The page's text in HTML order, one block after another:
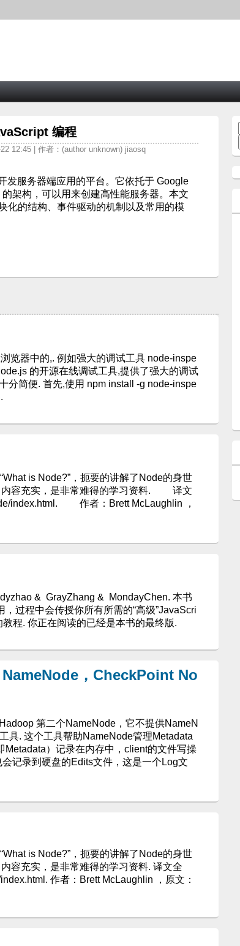
编程
22 12:45 | 作者：(author unknown) jiaosq
发服务器端应用的平台。它依托于 Google
架构，可以用来创建高性能服务器。本文
化的结构、事件驱动的机制以及常用的模
览器中的,. 例如强大的调试工具 node-inspe
的开源在线调试工具,提供了强大的调试
分简便. 首先,使用 npm install -g node-inspe
is Node?”，扼要的讲解了Node的身世
内容充实，是非常难得的学习资料. 译文
index.html. 作者：Brett McLaughlin ，
& GrayZhang & MondayChen. 本书
过程中会传授你所有所需的“高级”JavaScri
程. 你正在阅读的已经是本书的最终版.
，CheckPoint No
第二个NameNode，它不提供NameN
具. 这个工具帮助NameNode管理Metadata
）记录在内存中，client的文件写操
记录到硬盘的Edits文件，这是一个Log文
is Node?”，扼要的讲解了Node的身世
容充实，是非常难得的学习资料. 译文全
作者：Brett McLaughlin ，原文：